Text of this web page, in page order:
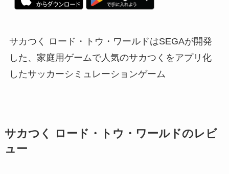
サカつく ロード・トウ・ワールドはSEGAが開発
した、家庭用ゲームで人気のサカつくをアプリ化
したサッカーシミュレーションゲーム
サカつく ロード・トウ・ワールドのレビ
ュー